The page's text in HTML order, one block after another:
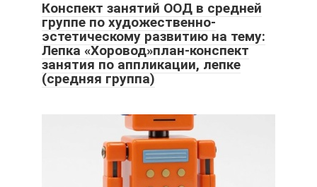
Конспект занятий ООД в средней
группе по художественно-
эстетическому развитию на тему:
Лепка «Хоровод»план-конспект
занятия по аппликации, лепке
(средняя группа)